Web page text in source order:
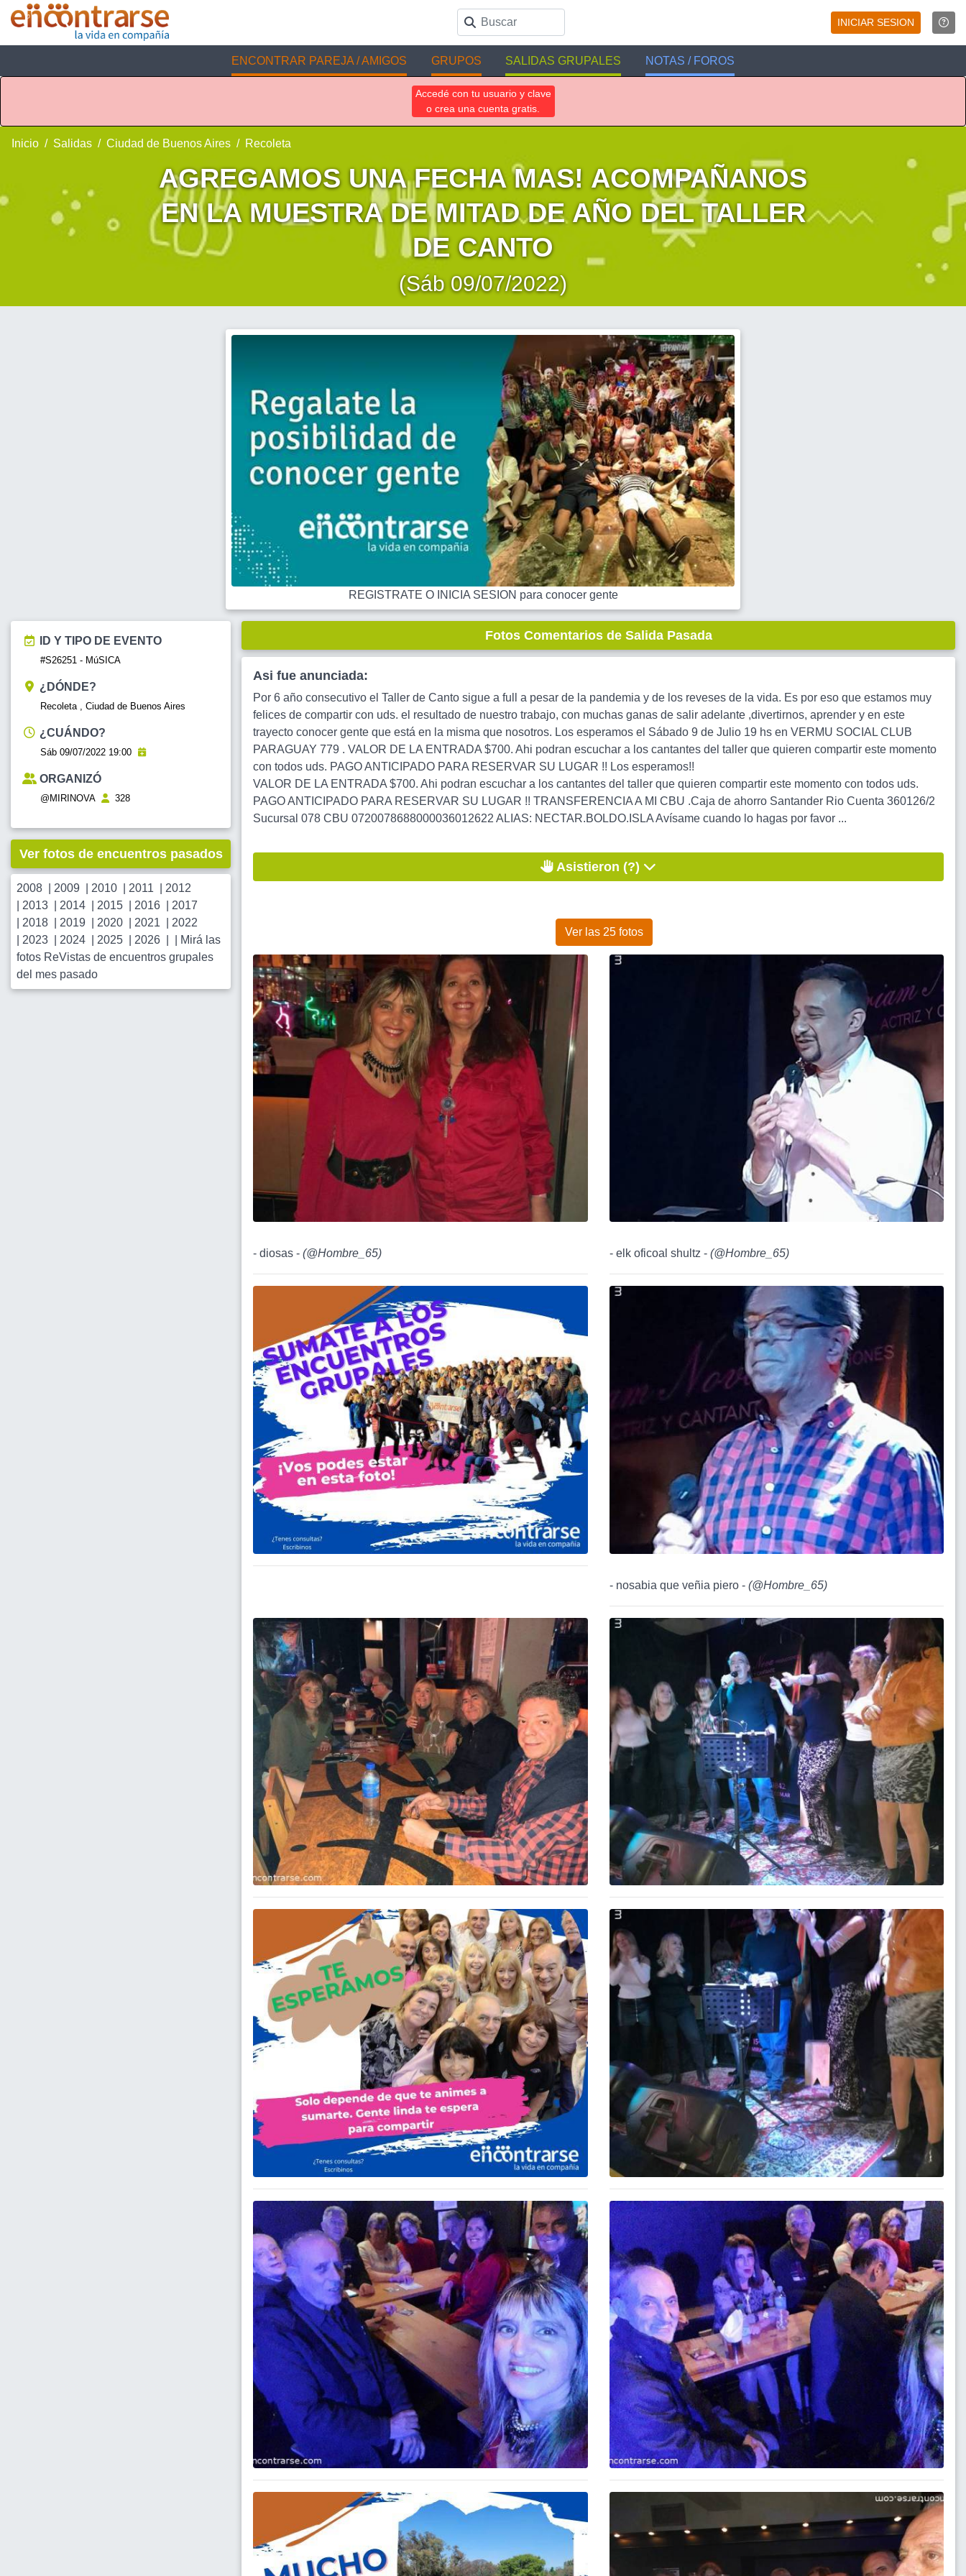
INICIAR SESION
ENCONTRAR PAREJA / AMIGOS GRUPOS SALIDAS GRUPALES NOTAS / FOROS
Accedé con tu usuario y clave
o crea una cuenta gratis.
Inicio Salidas Ciudad de Buenos Aires Recoleta
AGREGAMOS UNA FECHA MAS! ACOMPAÑANOS
EN LA MUESTRA DE MITAD DE AÑO DEL TALLER
DE CANTO
(Sáb 09/07/2022)
REGISTRATE O INICIA SESION para conocer gente
ID Y TIPO DE EVENTO
#S26251 - MúSICA
¿DÓNDE?
Recoleta , Ciudad de Buenos Aires
¿CUÁNDO?
Sáb 09/07/2022 19:00
ORGANIZÓ
@MIRINOVA 328
Ver fotos de encuentros pasados
2008 2009 2010 2011
2012
2013 2014 2015 2016
2017
2018 2019 2020 2021
2022
2023 2024 2025 2026
Mirá las
fotos ReVistas de encuentros grupales
del mes pasado
Fotos Comentarios de Salida Pasada
Asi fue anunciada:
Por 6 año consecutivo el Taller de Canto sigue a full a pesar de la pandemia y de los reveses de la vida. Es por eso que estamos muy
felices de compartir con uds. el resultado de nuestro trabajo, con muchas ganas de salir adelante ,divertirnos, aprender y en este
trayecto conocer gente que está en la misma que nosotros. Los esperamos el Sábado 9 de Julio 19 hs en VERMU SOCIAL CLUB
PARAGUAY 779 . VALOR DE LA ENTRADA $700. Ahi podran escuchar a los cantantes del taller que quieren compartir este momento
con todos uds. PAGO ANTICIPADO PARA RESERVAR SU LUGAR !! Los esperamos!!
VALOR DE LA ENTRADA $700. Ahi podran escuchar a los cantantes del taller que quieren compartir este momento con todos uds.
PAGO ANTICIPADO PARA RESERVAR SU LUGAR !! TRANSFERENCIA A MI CBU .Caja de ahorro Santander Rio Cuenta 360126/2
Sucursal 078 CBU 0720078688000036012622 ALIAS: NECTAR.BOLDO.ISLA Avísame cuando lo hagas por favor ...
Asistieron (?)
Ver las 25 fotos
- diosas - (@Hombre_65) - elk oficoal shultz - (@Hombre_65)
- nosabia que veñia piero - (@Hombre_65)